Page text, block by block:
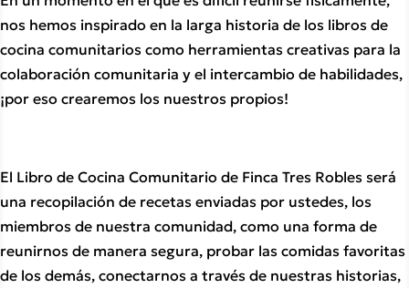
nos hemos inspirado en la larga historia de los libros de
cocina comunitarios como herramientas creativas para la
colaboración comunitaria y el intercambio de habilidades,
¡por eso crearemos los nuestros propios!
El Libro de Cocina Comunitario de Finca Tres Robles será
una recopilación de recetas enviadas por ustedes, los
miembros de nuestra comunidad, como una forma de
reunirnos de manera segura, probar las comidas favoritas
de los demás, conectarnos a través de nuestras historias,